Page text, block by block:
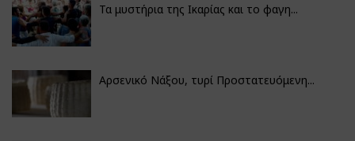
Τα μυστήρια της Ικαρίας και το φαγη...
Αρσενικό Νάξου, τυρί Προστατευόμενη...